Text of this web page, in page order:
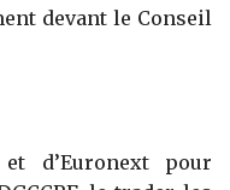
devant le Conseil
d’Euronext pour